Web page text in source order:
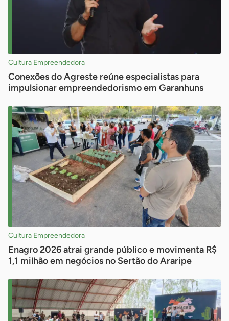
Cultura Empreendedora
Conexões do Agreste reúne especialistas para
impulsionar empreendedorismo em Garanhuns
Cultura Empreendedora
Enagro 2026 atrai grande público e movimenta R$
1,1 milhão em negócios no Sertão do Araripe